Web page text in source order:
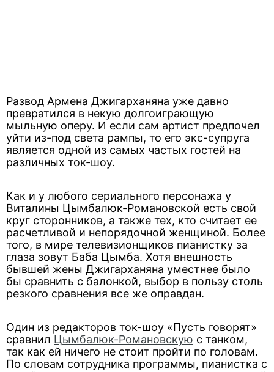
Развод Армена Джигарханяна уже давно
превратился в некую долгоиграющую
мыльную оперу. И если сам артист предпочел
уйти из-под света рампы, то его экс-супруга
является одной из самых частых гостей на
различных ток-шоу.
Как и у любого сериального персонажа у
Виталины Цымбалюк-Романовской есть свой
круг сторонников, а также тех, кто считает ее
расчетливой и непорядочной женщиной. Более
того, в мире телевизионщиков пианистку за
глаза зовут Баба Цымба. Хотя внешность
бывшей жены Джигарханяна уместнее было
бы сравнить с балонкой, выбор в пользу столь
резкого сравнения все же оправдан.
Один из редакторов ток-шоу «Пусть говорят»
сравнил Цымбалюк-Романовскую с танком,
так как ей ничего не стоит пройти по головам.
По словам сотрудника программы, пианистка с